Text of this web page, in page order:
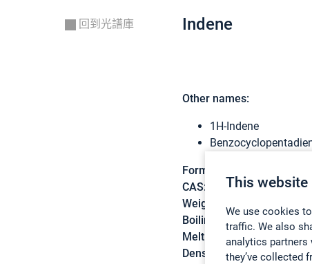
This website
We use cookies
traffic. We also
analytics partners
they’ve collected
回到光譜庫 Indene
Other names:
1H-Indene
Formula:
CAS:
95-13-6
Weight:
116,16 g/mol
Boiling point: 182,4 °C
Melting point:-1,6 °C
Density:
0,9915 g/cm3